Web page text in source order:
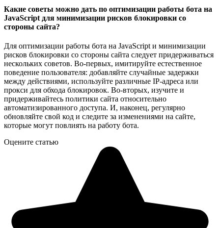
Какие советы можно дать по оптимизации работы бота на
JavaScript для минимизации рисков блокировки со
стороны сайта?
Для оптимизации работы бота на JavaScript и минимизации
рисков блокировки со стороны сайта следует придерживаться
нескольких советов. Во-первых, имитируйте естественное
поведение пользователя: добавляйте случайные задержки
между действиями, используйте различные IP-адреса или
прокси для обхода блокировок. Во-вторых, изучите и
придерживайтесь политики сайта относительно
автоматизированного доступа. И, наконец, регулярно
обновляйте свой код и следите за изменениями на сайте,
которые могут повлиять на работу бота.
Оцените статью